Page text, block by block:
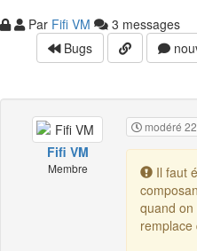
Par Fifi VM
3 messages
Bugs
Fifi VM
Membre
modéré
Il faut
quand on
remplace